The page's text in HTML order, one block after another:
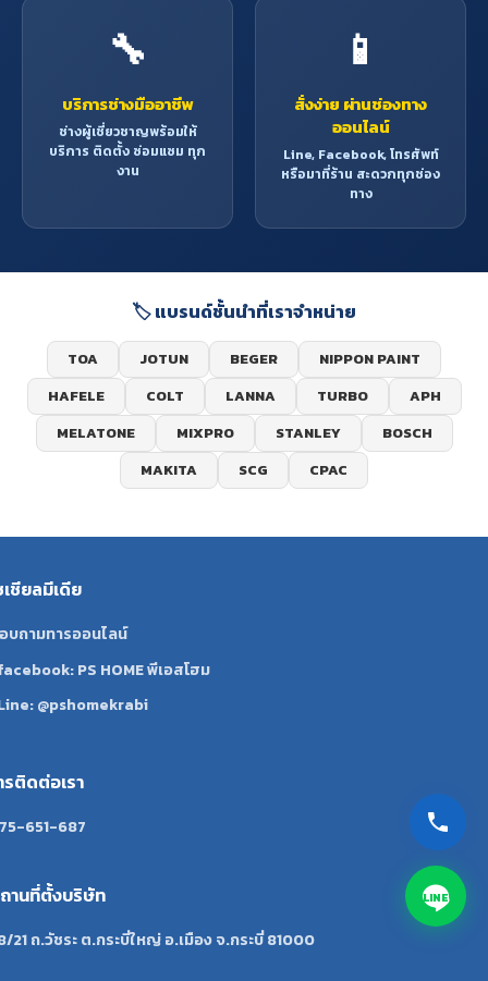
🔧
บริการช่างมืออาชีพ
ช่างผู้เชี่ยวชาญพร้อมให้
บริการ ติดตั้ง ซ่อมแซม ทุก
งาน
📱
สั่งง่าย ผ่านช่องทาง
ออนไลน์
Line, Facebook, โทรศัพท์
หรือมาที่ร้าน สะดวกทุกช่อง
ทาง
🏷️ แบรนด์ชั้นนำที่เราจำหน่าย
TOA JOTUN BEGER
NIPPON PAINT
HAFELE
COLT LANNA TURBO
APH
MELATONE
MIXPRO STANLEY
BOSCH
MAKITA
SCG CPAC
เชียลมีเดีย
บถามทารออนไลน์
PS HOME พีเอสโฮม
@pshomekrabi
รติดต่อเรา
651-687
านที่ตั้งบริษัท
21 ถ.วัชระ ต.กระบี่ใหญ่ อ.เมือง จ.กระบี่ 81000
LINE